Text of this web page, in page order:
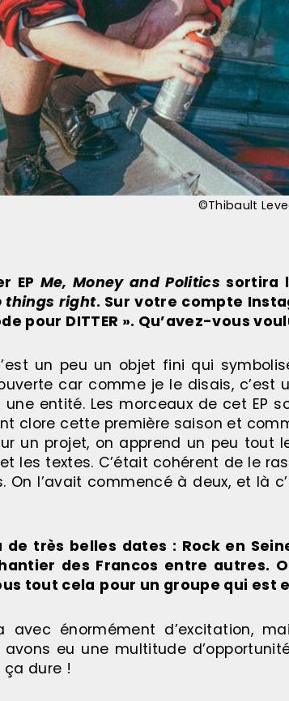
©Thibault
EP Me, Money and Politics sortira
things right. Sur votre compte
pour DITTER ». Qu’avez-vous
un peu un objet fini qui
car comme je le disais, c’est
une entité. Les morceaux de cet EP
clore cette première saison et
un projet, on apprend un peu
les textes. C’était cohérent de le
On l’avait commencé à deux, et là
de très belles dates : Rock en
des Francos entre autres.
tout cela pour un groupe qui est
avec énormément d’excitation,
eu une multitude
ça dure !